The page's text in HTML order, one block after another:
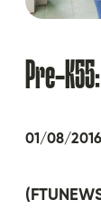
Pre-
01/08/2016